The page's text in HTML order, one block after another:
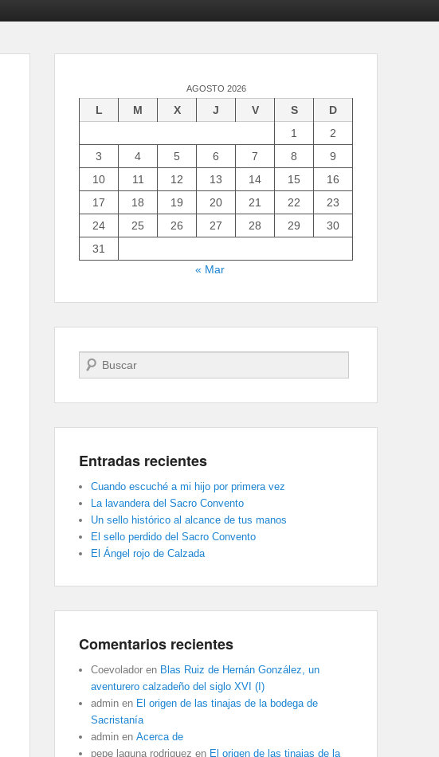
AGOSTO 2026
L M X J V S
D
1
2
3
4 5 6 7 8
9
10
11 12 13 14 15
16
17
18 19 20 21 22
23
24
25 26 27 28 29
30
31
« Mar
Buscar
Entradas recientes
Cuando escuché a mi hijo por primera vez
La lavandera del Sacro Convento
Un sello histórico al alcance de tus manos
El sello perdido del Sacro Convento
El Ángel rojo de Calzada
Comentarios recientes
Coevolador en Blas Ruiz de Hernán González, un
aventurero calzadeño del siglo XVI (I)
admin en El origen de las tinajas de la bodega de
Sacristanía
admin en Acerca de
pepe laguna rodriguez en El origen de las tinajas de la